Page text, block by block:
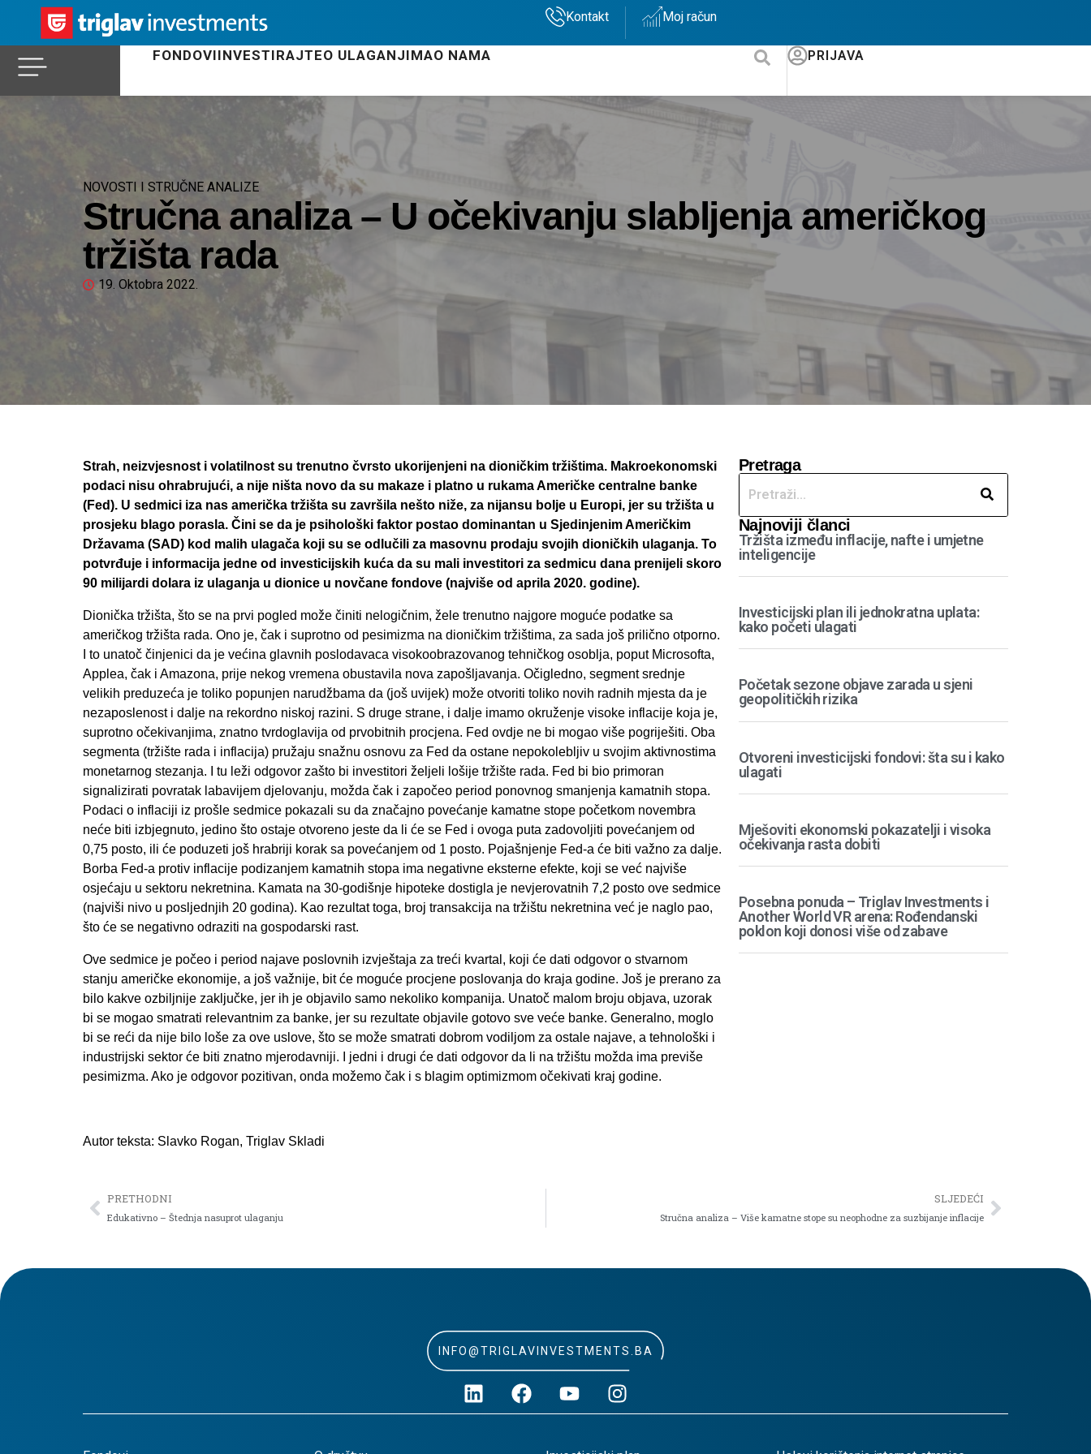
Kontakt Moj račun
FONDOVIINVESTIRAJTEO ULAGANJIMAO NAMA PRIJAVA
NOVOSTI I STRUČNE ANALIZE
Stručna analiza – U očekivanju slabljenja američkog
tržišta rada
19. Oktobra 2022.
Strah, neizvjesnost i volatilnost su trenutno čvrsto ukorijenjeni na dioničkim tržištima. Makroekonomski
podaci nisu ohrabrujući, a nije ništa novo da su makaze i platno u rukama Američke centralne banke
(Fed). U sedmici iza nas američka tržišta su završila nešto niže, za nijansu bolje u Europi, jer su tržišta u
prosjeku blago porasla. Čini se da je psihološki faktor postao dominantan u Sjedinjenim Američkim
Državama (SAD) kod malih ulagača koji su se odlučili za masovnu prodaju svojih dioničkih ulaganja. To
potvrđuje i informacija jedne od investicijskih kuća da su mali investitori za sedmicu dana prenijeli skoro
90 milijardi dolara iz ulaganja u dionice u novčane fondove (najviše od aprila 2020. godine).
Dionička tržišta, što se na prvi pogled može činiti nelogičnim, žele trenutno najgore moguće podatke sa
američkog tržišta rada. Ono je, čak i suprotno od pesimizma na dioničkim tržištima, za sada još prilično otporno.
I to unatoč činjenici da je većina glavnih poslodavaca visokoobrazovanog tehničkog osoblja, poput Microsofta,
Applea, čak i Amazona, prije nekog vremena obustavila nova zapošljavanja. Očigledno, segment srednje
velikih preduzeća je toliko popunjen narudžbama da (još uvijek) može otvoriti toliko novih radnih mjesta da je
nezaposlenost i dalje na rekordno niskoj razini. S druge strane, i dalje imamo okruženje visoke inflacije koja je,
suprotno očekivanjima, znatno tvrdoglavija od prvobitnih procjena. Fed ovdje ne bi mogao više pogriješiti. Oba
segmenta (tržište rada i inflacija) pružaju snažnu osnovu za Fed da ostane nepokolebljiv u svojim aktivnostima
monetarnog stezanja. I tu leži odgovor zašto bi investitori željeli lošije tržište rada. Fed bi bio primoran
signalizirati povratak labavijem djelovanju, možda čak i započeo period ponovnog smanjenja kamatnih stopa.
Podaci o inflaciji iz prošle sedmice pokazali su da značajno povećanje kamatne stope početkom novembra
neće biti izbjegnuto, jedino što ostaje otvoreno jeste da li će se Fed i ovoga puta zadovoljiti povećanjem od
0,75 posto, ili će poduzeti još hrabriji korak sa povećanjem od 1 posto. Pojašnjenje Fed-a će biti važno za dalje.
Borba Fed-a protiv inflacije podizanjem kamatnih stopa ima negativne eksterne efekte, koji se već najviše
osjećaju u sektoru nekretnina. Kamata na 30-godišnje hipoteke dostigla je nevjerovatnih 7,2 posto ove sedmice
(najviši nivo u posljednjih 20 godina). Kao rezultat toga, broj transakcija na tržištu nekretnina već je naglo pao,
što će se negativno odraziti na gospodarski rast.
Ove sedmice je počeo i period najave poslovnih izvještaja za treći kvartal, koji će dati odgovor o stvarnom
stanju američke ekonomije, a još važnije, bit će moguće procjene poslovanja do kraja godine. Još je prerano za
bilo kakve ozbiljnije zaključke, jer ih je objavilo samo nekoliko kompanija. Unatoč malom broju objava, uzorak
bi se mogao smatrati relevantnim za banke, jer su rezultate objavile gotovo sve veće banke. Generalno, moglo
bi se reći da nije bilo loše za ove uslove, što se može smatrati dobrom vodiljom za ostale najave, a tehnološki i
industrijski sektor će biti znatno mjerodavniji. I jedni i drugi će dati odgovor da li na tržištu možda ima previše
pesimizma. Ako je odgovor pozitivan, onda možemo čak i s blagim optimizmom očekivati ​​kraj godine.
Autor teksta: Slavko Rogan, Triglav Skladi
Pretraga
Najnoviji članci
Tržišta između inflacije, nafte i umjetne
inteligencije
Investicijski plan ili jednokratna uplata:
kako početi ulagati
Početak sezone objave zarada u sjeni
geopolitičkih rizika
Otvoreni investicijski fondovi: šta su i kako
ulagati
Mješoviti ekonomski pokazatelji i visoka
očekivanja rasta dobiti
Posebna ponuda – Triglav Investments i
Another World VR arena: Rođendanski
poklon koji donosi više od zabave
PRETHODNI
Edukativno – Štednja nasuprot ulaganju
SLJEDEĆI
Stručna analiza – Više kamatne stope su neophodne za suzbijanje inflacije
INFO@TRIGLAVINVESTMENTS.BA